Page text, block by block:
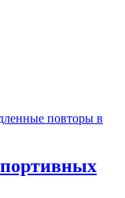
повторы в